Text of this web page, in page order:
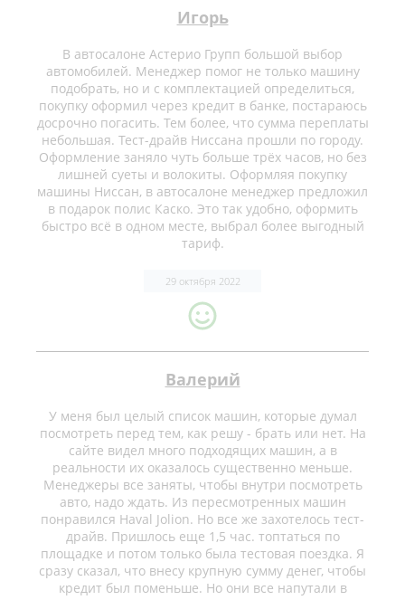
Игорь
В автосалоне Астерио Групп большой выбор
автомобилей. Менеджер помог не только машину
подобрать, но и с комплектацией определиться,
покупку оформил через кредит в банке, постараюсь
досрочно погасить. Тем более, что сумма переплаты
небольшая. Тест-драйв Ниссана прошли по городу.
Оформление заняло чуть больше трёх часов, но без
лишней суеты и волокиты. Оформляя покупку
машины Ниссан, в автосалоне менеджер предложил
в подарок полис Каско. Это так удобно, оформить
быстро всё в одном месте, выбрал более выгодный
тариф.
29 октября 2022
Валерий
У меня был целый список машин, которые думал
посмотреть перед тем, как решу - брать или нет. На
сайте видел много подходящих машин, а в
реальности их оказалось существенно меньше.
Менеджеры все заняты, чтобы внутри посмотреть
авто, надо ждать. Из пересмотренных машин
понравился Haval Jolion. Но все же захотелось тест-
драйв. Пришлось еще 1,5 час. топтаться по
площадке и потом только была тестовая поездка. Я
сразу сказал, что внесу крупную сумму денег, чтобы
кредит был поменьше. Но они все напутали в